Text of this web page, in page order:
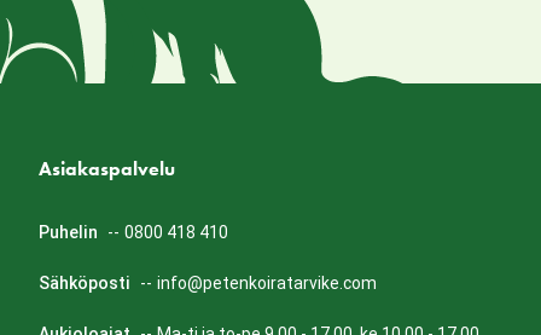
Asiakaspalvelu
Puhelin -- 0800 418 410
Sähköposti -- info@petenkoiratarvike.com